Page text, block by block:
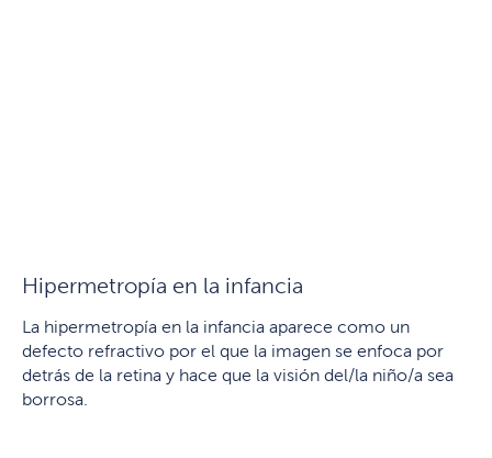
Hipermetropía en la infancia
La hipermetropía en la infancia aparece como un
defecto refractivo por el que la imagen se enfoca por
detrás de la retina y hace que la visión del/la niño/a sea
borrosa.